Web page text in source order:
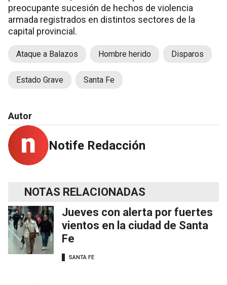
preocupante sucesión de hechos de violencia
armada registrados en distintos sectores de la
capital provincial.
Ataque a Balazos Hombre herido Disparos
Estado Grave Santa Fe
Autor
Notife Redacción
NOTAS RELACIONADAS
Jueves con alerta por fuertes
vientos en la ciudad de Santa
Fe
SANTA FE